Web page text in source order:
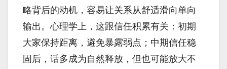
略背后的动机，容易让关系从舒适滑向单向
输出。心理学上，这跟信任积累有关：初期
大家保持距离，避免暴露弱点；中期信任稳
固后，话多成为自然释放，但也可能放大不